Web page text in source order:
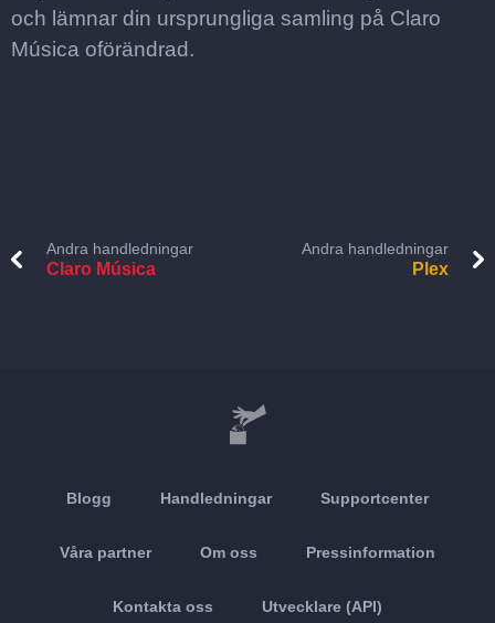
och lämnar din ursprungliga samling på Claro
Música oförändrad.
Andra handledningar
Claro Música
Andra handledningar
Plex
Blogg Handledningar Supportcenter
Våra partner Om oss Pressinformation
Kontakta oss Utvecklare (API)